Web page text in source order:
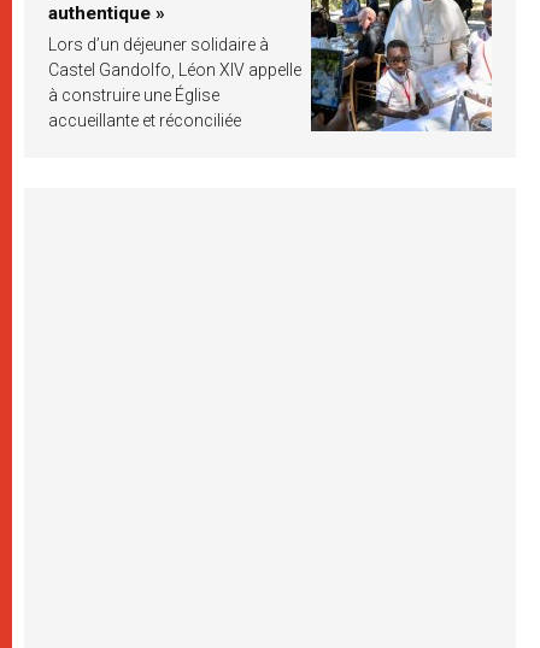
authentique »
Lors d’un déjeuner solidaire à
Castel Gandolfo, Léon XIV appelle
à construire une Église
accueillante et réconciliée